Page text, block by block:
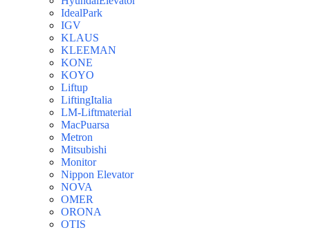
IdealPark
IGV
KLAUS
KLEEMAN
KONE
KOYO
Liftup
LiftingItalia
LM-Liftmaterial
MacPuarsa
Metron
Mitsubishi
Monitor
Nippon Elevator
NOVA
OMER
ORONA
OTIS